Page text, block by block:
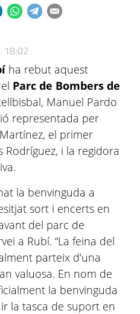
18:02
ha rebut aquest
Parc de Bombers de
Manuel Pardo
representada per
el primer
i la regidora
la benvinguda a
sort i encerts en
del parc de
a Rubí. “La feina del
parteix d’una
valuosa. En nom de
la benvinguda
la tasca de suport en